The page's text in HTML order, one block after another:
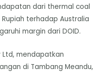
dari thermal coal
terhadap Australia
margin dari DOID.
Ltd, mendapatkan
di Tambang Meandu,